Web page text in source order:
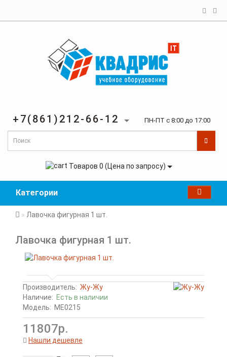
+7(861)212-66-12 ПН-ПТ с 8:00 до 17:00
Товаров 0 (Цена по запросу)
Категории
Лавочка фигурная 1 шт.
Лавочка фигурная 1 шт.
Производитель: Жу-Жу
Наличие: Есть в наличии
Модель: МЕ0215
11807р.
Нашли дешевле